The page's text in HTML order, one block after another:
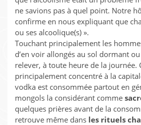
ne savions pas à quel point. Notre
confirme en nous expliquant que
ou ses alcoolique(s) ».
Touchant principalement les
d’en voir allongés au sol dormant
relever, à toute heure de la journée.
principalement concentré à la
vodka est consommée partout en
mongols la considérant comme
quelques prières avant de la
retrouve même dans les rituels